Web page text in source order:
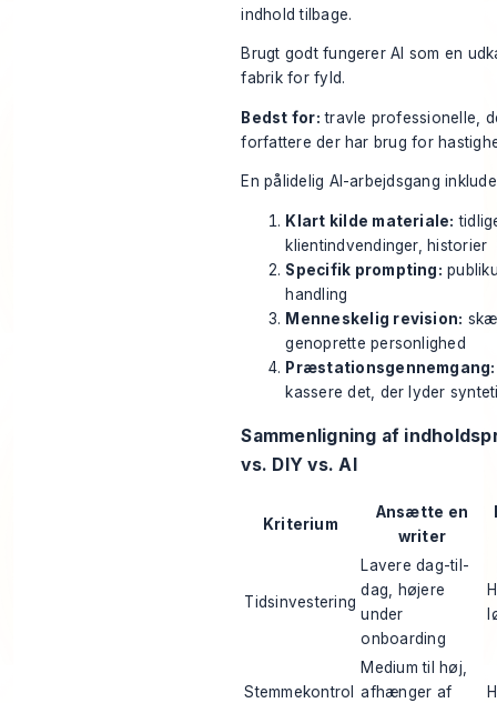
indhold tilbage.
Brugt godt fungerer AI som en
fabrik for fyld.
Bedst for: travle professionelle,
forfattere der har brug for
En pålidelig AI-arbejdsgang
Klart kilde materiale:
klientindvendinger, historier
Specifik prompting:
handling
Menneskelig revision:
genoprette personlighed
Præstationsgennemgang:
kassere det, der lyder
Sammenligning af
vs. DIY vs. AI
Kriterium
Ansætte en
writer
Tidsinvestering
Lavere dag-til-
dag, højere
under
onboarding
Stemmekontrol
Medium til høj,
afhænger af